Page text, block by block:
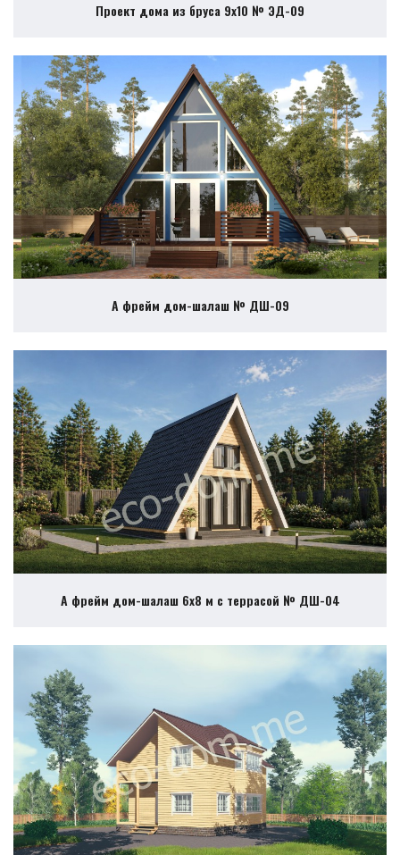
Проект дома из бруса 9х10 № ЭД-09
А фрейм дом-шалаш № ДШ-09
А фрейм дом-шалаш 6х8 м с террасой № ДШ-04